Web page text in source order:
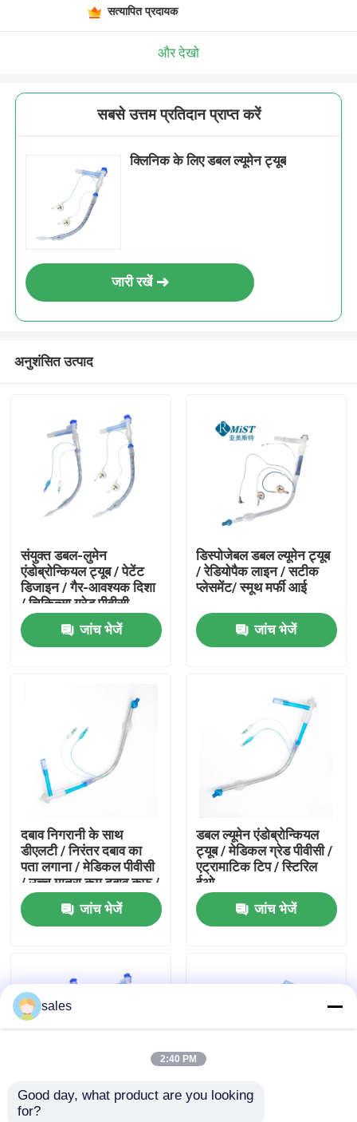
वीआर दिखाएँ
फैक्टरी यात्रा
गुणवत्ता नियंत्रण
एक बोली का अनुरोध
स्वरयंत्र मुखौटा वायुमार्ग
सत्यापित प्रदायक
और देखो
सबसे उत्तम प्रतिदान प्राप्त करें
क्लिनिक के लिए डबल ल्यूमेन ट्यूब
जारी रखें
अनुशंसित उत्पाद
संयुक्त डबल-लुमेन
एंडोब्रोन्कियल ट्यूब / पेटेंट
डिजाइन / गैर-आवश्यक दिशा
/ चिकित्सा ग्रेड पीवीसी
जांच भेजें
डिस्पोजेबल डबल ल्यूमेन ट्यूब
/ रेडियोपैक लाइन / सटीक
प्लेसमेंट/ स्मूथ मर्फी आई
जांच भेजें
दबाव निगरानी के साथ
डीएलटी / निरंतर दबाव का
पता लगाना / मेडिकल पीवीसी
/ उच्च मात्रा कम दबाव कफ /
सीई प्रमाणित
जांच भेजें
डबल ल्यूमेन एंडोब्रोन्कियल
ट्यूब / मेडिकल ग्रेड पीवीसी /
एट्रामाटिक टिप / स्टिरिल
ईओ
जांच भेजें
नवाचार पेटेंटेड संयुक्त डबल
sales
2:40 PM
Good day, what product are you looking
for?